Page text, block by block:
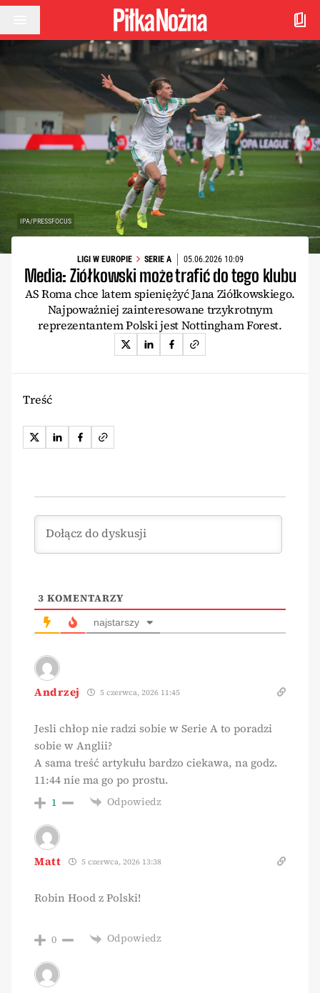
Przejdź do treści
IPA/PRESSFOCUS
LIGI W EUROPIE SERIE A 05.06.2026 10:09
Media: Ziółkowski może trafić do tego klubu
AS Roma chce latem spieniężyć Jana Ziółkowskiego.
Najpoważniej zainteresowane trzykrotnym
reprezentantem Polski jest Nottingham Forest.
Treść
3 KOMENTARZY
najstarszy
Andrzej 5 czerwca, 2026 11:45
Jesli chłop nie radzi sobie w Serie A to poradzi
sobie w Anglii?
A sama treść artykułu bardzo ciekawa, na godz.
11:44 nie ma go po prostu.
1 Odpowiedz
Matt 5 czerwca, 2026 13:38
Robin Hood z Polski!
0 Odpowiedz